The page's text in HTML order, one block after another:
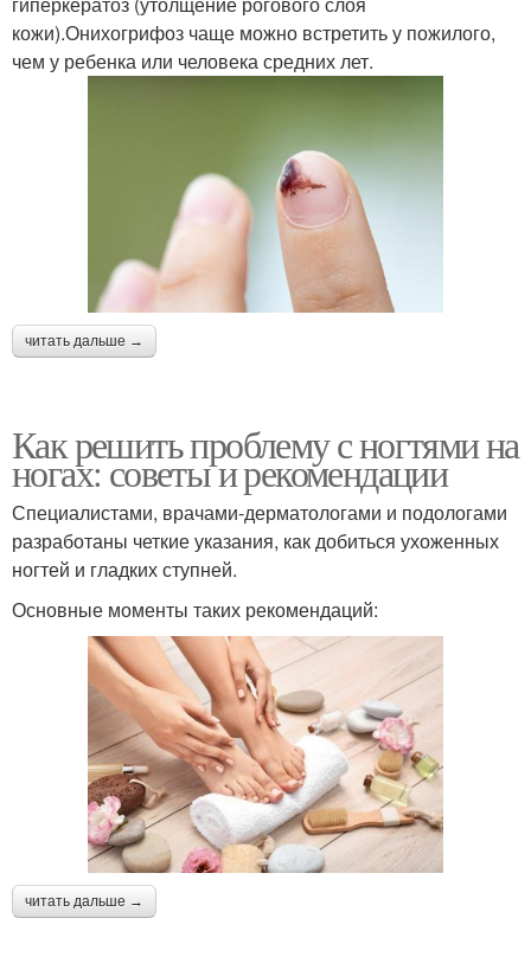
кожи).Онихогрифоз чаще можно встретить у пожилого,
чем у ребенка или человека средних лет.
читать дальше →
Как решить проблему с ногтями на
ногах: советы и рекомендации
Специалистами, врачами-дерматологами и подологами
разработаны четкие указания, как добиться ухоженных
ногтей и гладких ступней.
Основные моменты таких рекомендаций:
читать дальше →